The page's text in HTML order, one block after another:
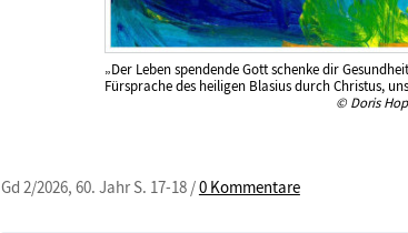
„Der Leben spendende Gott schenke dir
Fürsprache des heiligen Blasius durch Christus,
© Doris
Gd 2/2026, 60. Jahr S. 17-18 /0 Kommentare